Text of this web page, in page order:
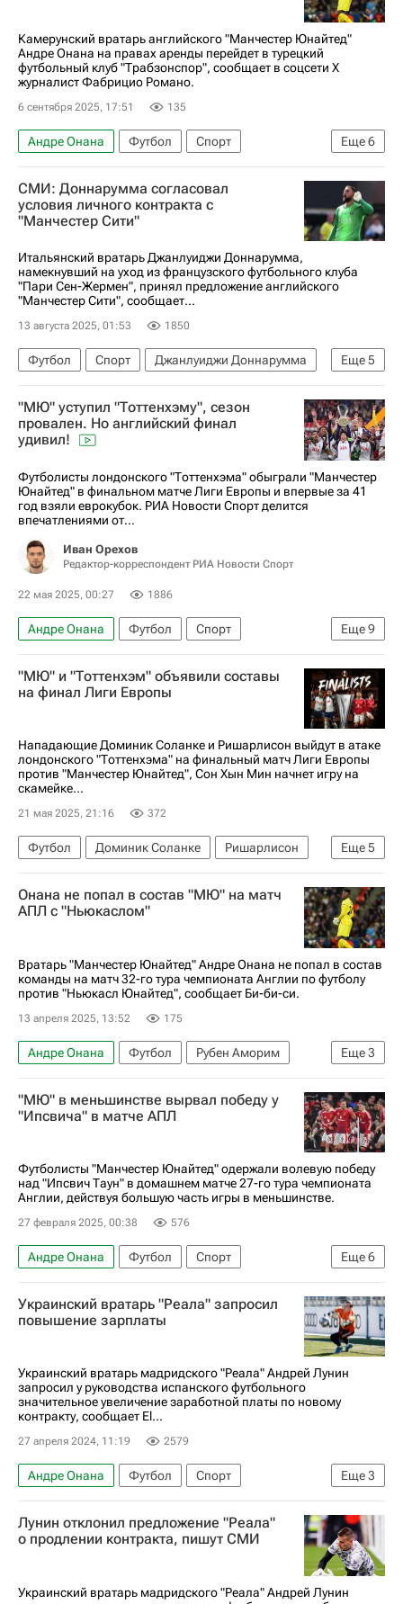
Камерунский вратарь английского "Манчестер Юнайтед"
Андре Онана на правах аренды перейдет в турецкий
футбольный клуб "Трабзонспор", сообщает в соцсети Х
журналист Фабрицио Романо.
6 сентября 2025, 17:51 135
Еще6
Андре Онана Футбол
Спорт
ФК Трабзонспор
Антверпен
Сенне Ламменс
Манчестер Юнайтед
Трансферы в АПЛ
АПЛ 2026-2027 (Чемпионат Англии по футболу)
СМИ: Доннарумма согласовал
условия личного контракта с
"Манчестер Сити"
Итальянский вратарь Джанлуиджи Доннарумма,
намекнувший на уход из французского футбольного клуба
"Пари Сен-Жермен", принял предложение английского
"Манчестер Сити", сообщает...
13 августа 2025, 01:53 1850
Еще5
Футбол Спорт
Джанлуиджи Доннарумма
Матвей Сафонов
Луис Энрике
Пари Сен-Жермен (ПСЖ)
Манчестер Сити
Тоттенхэм Хотспур
"МЮ" уступил "Тоттенхэму", сезон
провален. Но английский финал
удивил!
Футболисты лондонского "Тоттенхэма" обыграли "Манчестер
Юнайтед" в финальном матче Лиги Европы и впервые за 41
год взяли еврокубок. РИА Новости Спорт делится
впечатлениями от...
Иван Орехов
Редактор-корреспондент РИА Новости Спорт
22 мая 2025, 00:27 1886
Еще9
Андре Онана Футбол
Спорт
Спорт — видео
Авторы РИА Новости Спорт
Материалы РИА Спорт
Манчестер Юнайтед
Лига Европы УЕФА 2026-2027
Гульельмо Викарио
Гарри Магуайр
"МЮ" и "Тоттенхэм" объявили составы
на финал Лиги Европы
Нападающие Доминик Соланке и Ришарлисон выйдут в атаке
лондонского "Тоттенхэма" на финальный матч Лиги Европы
против "Манчестер Юнайтед", Сон Хын Мин начнет игру на
скамейке...
21 мая 2025, 21:16 372
Еще5
Футбол Доминик Соланке
Ришарлисон
Сон Хын Мин
Тоттенхэм Хотспур
Манчестер Юнайтед
Спорт
Онана не попал в состав "МЮ" на матч
АПЛ с "Ньюкаслом"
Вратарь "Манчестер Юнайтед" Андре Онана не попал в состав
команды на матч 32-го тура чемпионата Англии по футболу
против "Ньюкасл Юнайтед", сообщает Би-би-си.
13 апреля 2025, 13:52 175
Еще3
Андре Онана Футбол
Рубен Аморим
Манчестер Юнайтед
Ньюкасл Юнайтед
АПЛ 2026-2027 (Чемпионат Англии по футболу)
"МЮ" в меньшинстве вырвал победу у
"Ипсвича" в матче АПЛ
Футболисты "Манчестер Юнайтед" одержали волевую победу
над "Ипсвич Таун" в домашнем матче 27-го тура чемпионата
Англии, действуя большую часть игры в меньшинстве.
27 февраля 2025, 00:38 576
Еще6
Андре Онана Футбол
Спорт
Маттейс де Лигт
Гарри Магуайр
Манчестер Юнайтед
Ипсвич Таун
АПЛ 2026-2027 (Чемпионат Англии по футболу)
Украинский вратарь "Реала" запросил
повышение зарплаты
Украинский вратарь мадридского "Реала" Андрей Лунин
запросил у руководства испанского футбольного
значительное увеличение заработной платы по новому
контракту, сообщает El...
27 апреля 2024, 11:19 2579
Еще3
Андре Онана Футбол
Спорт
Андрей Лунин
Тибо Куртуа
Манчестер Юнайтед
Лунин отклонил предложение "Реала"
о продлении контракта, пишут СМИ
Украинский вратарь мадридского "Реала" Андрей Лунин